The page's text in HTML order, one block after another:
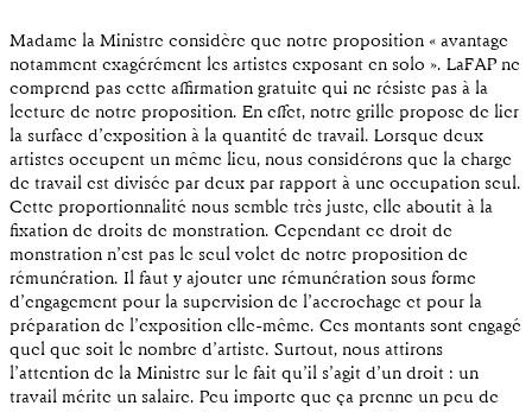
Madame la Ministre considère que notre proposition « avantage
notamment exagérément les artistes exposant en solo ». LaFAP ne
comprend pas cette affirmation gratuite qui ne résiste pas à la
lecture de notre proposition. En effet, notre grille propose de lier
la surface d’exposition à la quantité de travail. Lorsque deux
artistes occupent un même lieu, nous considérons que la charge
de travail est divisée par deux par rapport à une occupation seul.
Cette proportionnalité nous semble très juste, elle aboutit à la
fixation de droits de monstration. Cependant ce droit de
monstration n’est pas le seul volet de notre proposition de
rémunération. Il faut y ajouter une rémunération sous forme
d’engagement pour la supervision de l’accrochage et pour la
préparation de l’exposition elle-même. Ces montants sont engagé
quel que soit le nombre d’artiste. Surtout, nous attirons
l’attention de la Ministre sur le fait qu’il s’agit d’un droit : un
travail mérite un salaire. Peu importe que ça prenne un peu de